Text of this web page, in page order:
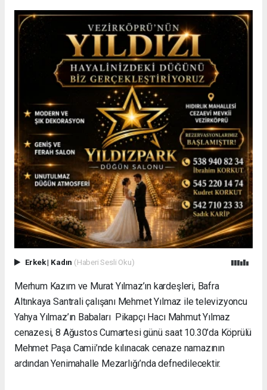
Erkek| Kadın (Haberi Sesli Oku)
Merhum Kazım ve Murat Yılmaz’ın kardeşleri, Bafra
Altınkaya Santrali çalışanı Mehmet Yılmaz ile televizyoncu
Yahya Yılmaz’ın Babaları Pikapçı Hacı Mahmut Yılmaz
cenazesi, 8 Ağustos Cumartesi günü saat 10.30’da Köprülü
Mehmet Paşa Camii’nde kılınacak cenaze namazının
ardından Yenimahalle Mezarlığı’nda defnedilecektir.